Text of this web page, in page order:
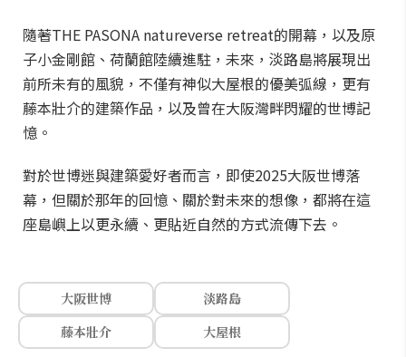
隨著THE PASONA natureverse retreat的開幕，以及原
子小金剛館、荷蘭館陸續進駐，未來，淡路島將展現出
前所未有的風貌，不僅有神似大屋根的優美弧線，更有
藤本壯介的建築作品，以及曾在大阪灣畔閃耀的世博記
憶。
對於世博迷與建築愛好者而言，即使2025大阪世博落
幕，但關於那年的回憶、關於對未來的想像，都將在這
座島嶼上以更永續、更貼近自然的方式流傳下去。
大阪世博
淡路島
藤本壯介
大屋根